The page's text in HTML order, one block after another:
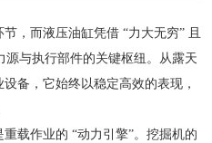
，而液压油缸凭借 “力大无穷” 且
源与执行部件的关键枢纽。从露天
备，它始终以稳定高效的表现，
载作业的 “动力引擎”。挖掘机的